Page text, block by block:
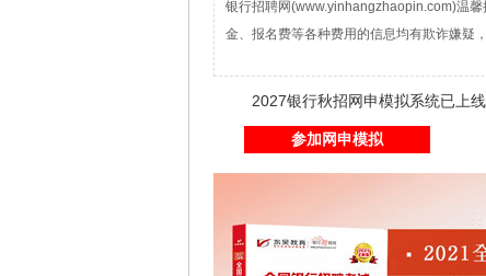
银行招聘网(www.yinhangzhaopin.com)温
金、报名费等各种费用的信息均有欺诈嫌疑
2027银行秋招网申模拟系统已上
参加网申模拟